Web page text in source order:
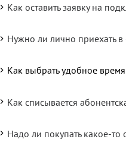
Как оставить заявку на
Нужно ли лично приехать
Как выбрать удобное
Как списывается
Надо ли покупать какое-